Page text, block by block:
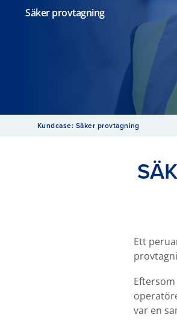
Säker provtagning
Kundcase: Säker provtagning
Ett
var en